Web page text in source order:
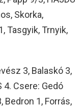
Skorka,
Tasgyik, Trnyik,
3, Balaskó 3,
4. Csere: Gedó
Bedron 1, Forrás,